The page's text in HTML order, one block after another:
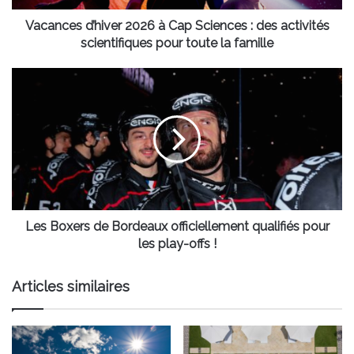
activités
scientifiques
Vacances d’hiver 2026 à Cap Sciences : des activités
scientifiques pour toute la famille
Bordeaux
officiellement
qualifiés
pour
les
play-
offsLes Boxers de Bordeaux officiellement qualifiés pour
les play-offs !
Articles similaires